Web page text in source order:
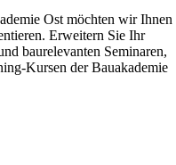
Ost möchten wir Ihnen
Erweitern Sie Ihr
baurelevanten Seminaren,
Kursen der Bauakademie